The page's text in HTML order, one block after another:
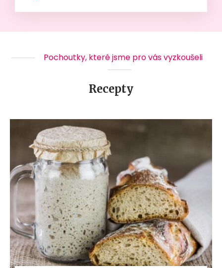
Pochoutky, které jsme pro vás vyzkoušeli
Recepty